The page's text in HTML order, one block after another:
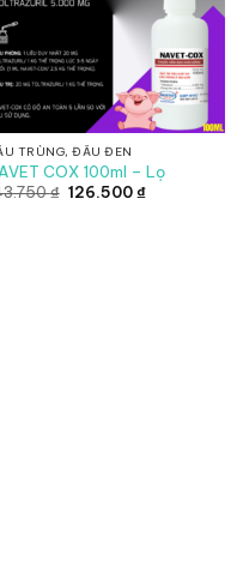
TRÙNG, ĐẦU ĐEN
COX 100ml – Lọ
₫ Giá
126.500₫Giá